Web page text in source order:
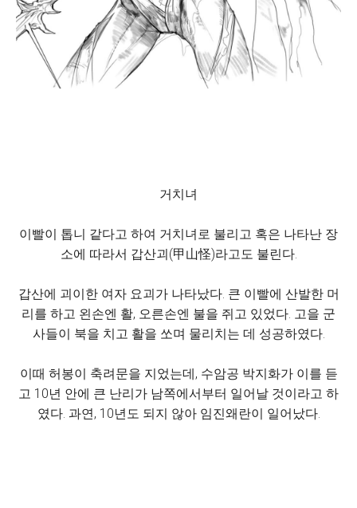
거치녀
이빨이 톱니 같다고 하여 거치녀로 불리고 혹은 나타난 장
소에 따라서 갑산괴(甲山怪)라고도 불린다.
갑산에 괴이한 여자 요괴가 나타났다. 큰 이빨에 산발한 머
리를 하고 왼손엔 활, 오른손엔 불을 쥐고 있었다. 고을 군
사들이 북을 치고 활을 쏘며 물리치는 데 성공하였다.
이때 허봉이 축려문을 지었는데, 수암공 박지화가 이를 듣
고 10년 안에 큰 난리가 남쪽에서부터 일어날 것이라고 하
였다. 과연, 10년도 되지 않아 임진왜란이 일어났다.